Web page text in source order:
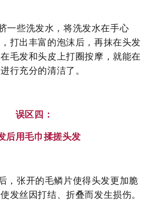
一些洗发水， 将洗发水在手心
打出丰富的泡沫后，再抹在头发
毛发和头皮上打圈按摩，就能在
行充分的清洁了。
误区四：
后用毛巾揉搓头发
，张开的毛鳞片使得头发更加脆
发丝因打结、折叠而发生损伤。